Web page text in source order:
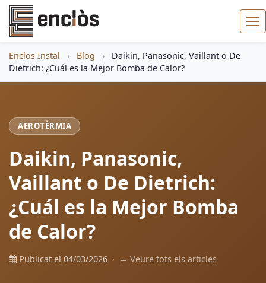
Enclos Instal › Blog ›
Daikin, Panasonic, Vaillant o De
Dietrich: ¿Cuál es la Mejor Bomba de Calor?
AEROTÈRMIA
Daikin, Panasonic,
Vaillant o De Dietrich:
¿Cuál es la Mejor Bomba
de Calor?
Publicat el 04/03/2026 · ← Veure tots els articles